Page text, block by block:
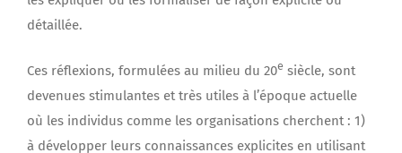
détaillée.
Ces réflexions, formulées au milieu du 20e siècle, sont
devenues stimulantes et très utiles à l’époque actuelle
où les individus comme les organisations cherchent : 1)
à développer leurs connaissances explicites en utilisant